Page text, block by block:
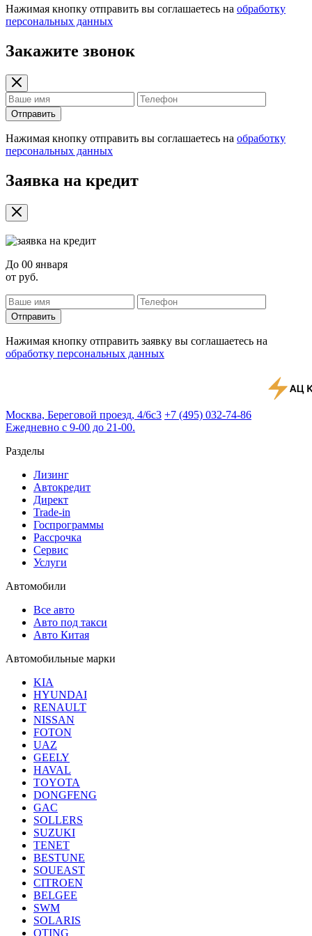
Нажимая кнопку отправить вы соглашаетесь на обработку
персональных данных
Закажите звонок
Отправить
Нажимая кнопку отправить вы соглашаетесь на обработку
персональных данных
Заявка на кредит
До 00 января
от руб.
Отправить
Нажимая кнопку отправить заявку вы соглашаетесь на
обработку персональных данных
Москва, Береговой проезд, 4/6с3 +7 (495) 032-74-86
Ежедневно с 9-00 до 21-00.
Разделы
Лизинг
Автокредит
Директ
Trade-in
Госпрограммы
Рассрочка
Сервис
Услуги
Автомобили
Все авто
Авто под такси
Авто Китая
Автомобильные марки
KIA
HYUNDAI
RENAULT
NISSAN
FOTON
UAZ
GEELY
HAVAL
TOYOTA
DONGFENG
GAC
SOLLERS
SUZUKI
TENET
BESTUNE
SOUEAST
CITROEN
BELGEE
SWM
SOLARIS
OTING